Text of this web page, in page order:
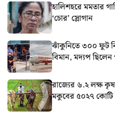
হালিশহরে মমতার
‘চোর’ স্লোগান
ঝাঁকুনিতে ৩০০ ফুট
বিমান, মদ্যপ
রাজ্যের ৬.২ লক্ষ
মকুবের ৫০২৭ কোটি